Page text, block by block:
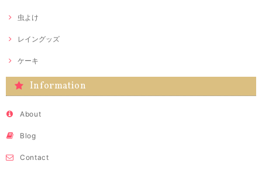
虫よけ
レイングッズ
ケーキ
Information
About
Blog
Contact